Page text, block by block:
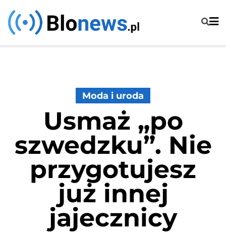
Skip
to
Moda i uroda
Usmaż „po
szwedzku”. Nie
przygotujesz
już innej
jajecznicy